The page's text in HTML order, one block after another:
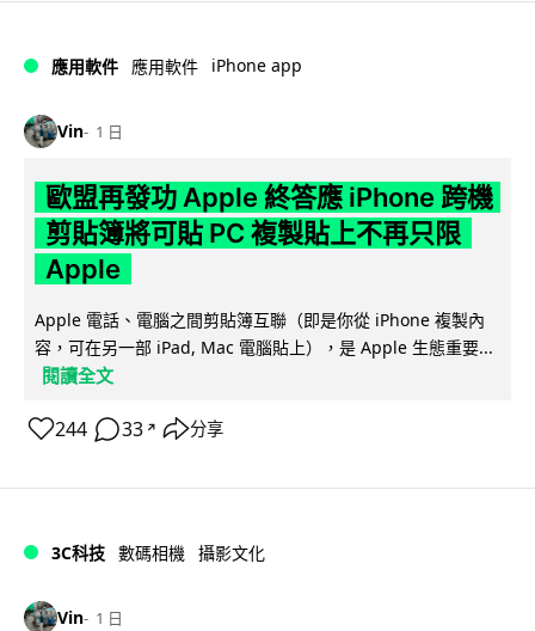
應用軟件 應用軟件 iPhone app
Vin 1 日
歐盟再發功 Apple 終答應 iPhone 跨機
剪貼簿將可貼 PC 複製貼上不再只限
Apple
Apple 電話、電腦之間剪貼簿互聯（即是你從 iPhone 複製內
容，可在另一部 iPad, Mac 電腦貼上），是 Apple 生態重要...
閱讀全文
244 33 ↗ 分享
3C科技 數碼相機 攝影文化
Vin 1 日